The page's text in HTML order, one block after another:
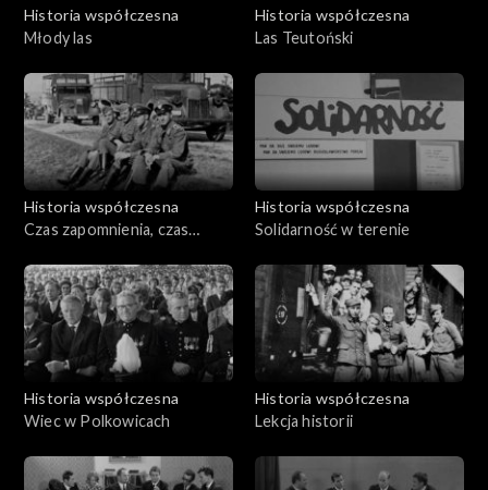
Historia współczesna
Młody las
Historia współczesna
Las Teutoński
Historia współczesna
Czas zapomnienia, czas
Kempisty
Historia współczesna
Solidarność w terenie
Historia współczesna
Wiec w Polkowicach
Historia współczesna
Lekcja historii